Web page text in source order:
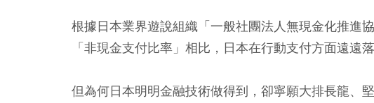
根據日本業界遊說組織「一般社團法人無現金化推進
「非現金支付比率」相比，日本在行動支付方面遠遠落
但為何日本明明金融技術做得到，卻寧願大排長龍、